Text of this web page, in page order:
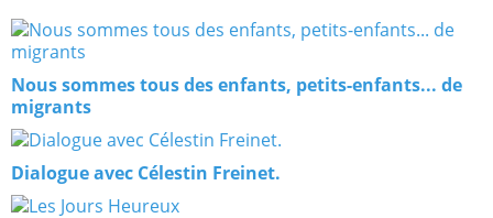
Nous sommes tous des enfants, petits-enfants... de
migrants
Dialogue avec Célestin Freinet.